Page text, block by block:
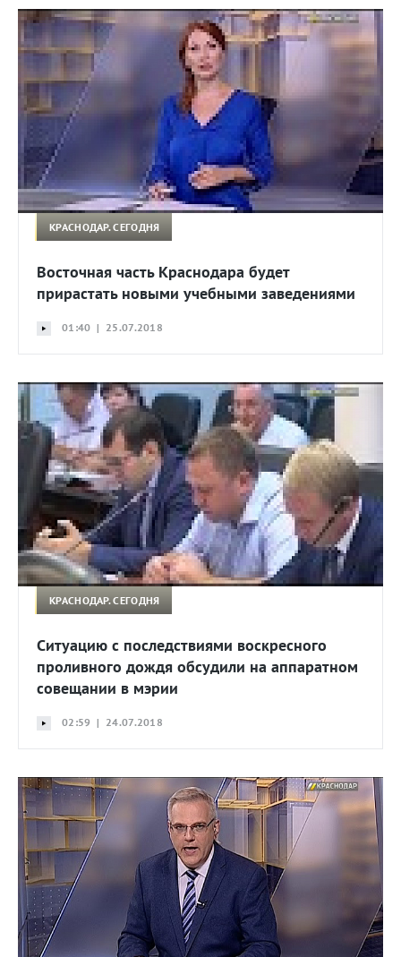
КРАСНОДАР. СЕГОДНЯ
Восточная часть Краснодара будет
прирастать новыми учебными заведениями
01:40 | 25.07.2018
КРАСНОДАР. СЕГОДНЯ
Ситуацию с последствиями воскресного
проливного дождя обсудили на аппаратном
совещании в мэрии
02:59 | 24.07.2018